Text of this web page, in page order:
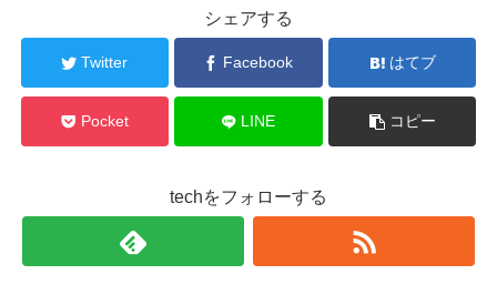
シェアする
Twitter Facebook はてブ
Pocket LINE コピー
techをフォローする